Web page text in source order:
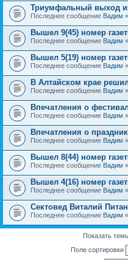
Триумфальный выход
Последнее сообщение Вадим «
Вышел 9(45) номер
Последнее сообщение Вадим «
Вышел 5(19) номер
Последнее сообщение Вадим «
В Алтайском крае
Последнее сообщение Вадим «
Впечатления о
Последнее сообщение Вадим «
Впечатления о
Последнее сообщение Вадим «
Вышел 8(44) номер
Последнее сообщение Вадим «
Вышел 4(16) номер
Последнее сообщение Вадим «
Сектовед Виталий
Последнее сообщение Вадим «
Показать
Поле сортировки